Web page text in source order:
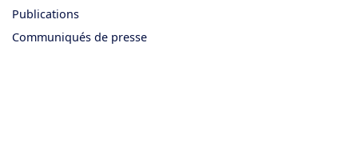
Publications
Communiqués de presse